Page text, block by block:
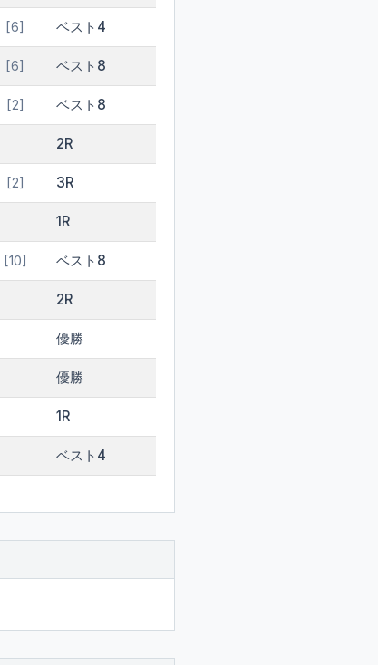
[6] ベスト4
[6] ベスト8
[2] ベスト8
2R
[2] 3R
1R
[10] ベスト8
2R
優勝
優勝
1R
ベスト4